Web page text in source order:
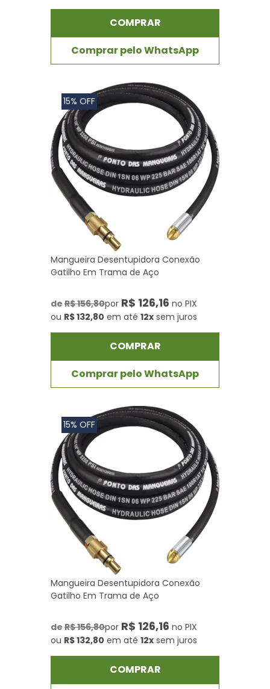
COMPRAR
Comprar pelo WhatsApp
15% OFF
Mangueira Desentupidora Conexão
Gatilho Em Trama de Aço
de R$ 156,80por R$ 126,16 no PIX
ou R$ 132,80 em até 12x sem juros
COMPRAR
Comprar pelo WhatsApp
15% OFF
Mangueira Desentupidora Conexão
Gatilho Em Trama de Aço
de R$ 156,80por R$ 126,16 no PIX
ou R$ 132,80 em até 12x sem juros
COMPRAR